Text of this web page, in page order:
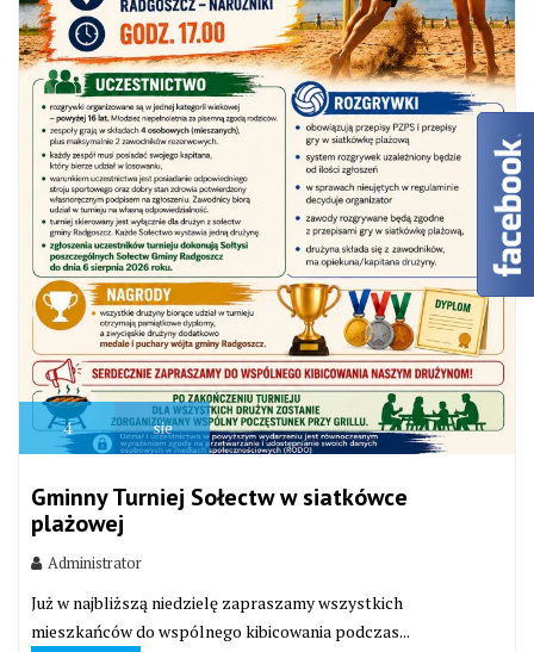
4 sie
Gminny Turniej Sołectw w siatkówce
plażowej
Administrator
Już w najbliższą niedzielę zapraszamy wszystkich
mieszkańców do wspólnego kibicowania podczas...